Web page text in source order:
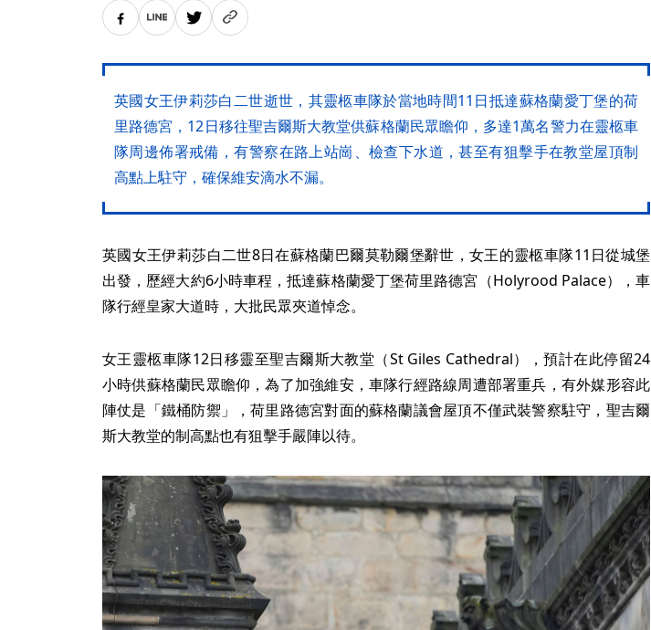
英國女王伊莉莎白二世逝世，其靈柩車隊於當地時間11日抵達蘇格蘭愛丁堡的荷
里路德宮，12日移往聖吉爾斯大教堂供蘇格蘭民眾瞻仰，多達1萬名警力在靈柩車
隊周邊佈署戒備，有警察在路上站崗、檢查下水道，甚至有狙擊手在教堂屋頂制
高點上駐守，確保維安滴水不漏。
英國女王伊莉莎白二世8日在蘇格蘭巴爾莫勒爾堡辭世，女王的靈柩車隊11日從城堡
出發，歷經大約6小時車程，抵達蘇格蘭愛丁堡荷里路德宮（Holyrood Palace），車
隊行經皇家大道時，大批民眾夾道悼念。
女王靈柩車隊12日移靈至聖吉爾斯大教堂（St Giles Cathedral），預計在此停留24
小時供蘇格蘭民眾瞻仰，為了加強維安，車隊行經路線周遭部署重兵，有外媒形容此
陣仗是「鐵桶防禦」，荷里路德宮對面的蘇格蘭議會屋頂不僅武裝警察駐守，聖吉爾
斯大教堂的制高點也有狙擊手嚴陣以待。